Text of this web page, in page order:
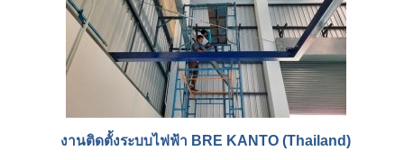
งานติดตั้งระบบไฟฟ้า BRE KANTO (Thailand)